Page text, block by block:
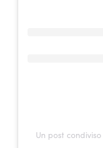
Un post